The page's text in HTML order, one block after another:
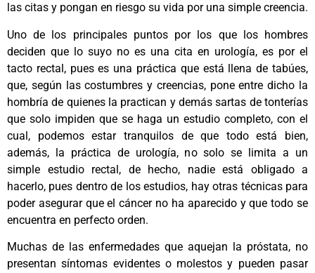
las citas y pongan en riesgo su vida por una simple creencia.
Uno de los principales puntos por los que los hombres
deciden que lo suyo no es una cita en urología, es por el
tacto rectal, pues es una práctica que está llena de tabúes,
que, según las costumbres y creencias, pone entre dicho la
hombría de quienes la practican y demás sartas de tonterías
que solo impiden que se haga un estudio completo, con el
cual, podemos estar tranquilos de que todo está bien,
además, la práctica de urología, no solo se limita a un
simple estudio rectal, de hecho, nadie está obligado a
hacerlo, pues dentro de los estudios, hay otras técnicas para
poder asegurar que el cáncer no ha aparecido y que todo se
encuentra en perfecto orden.
Muchas de las enfermedades que aquejan la próstata, no
presentan síntomas evidentes o molestos y pueden pasar